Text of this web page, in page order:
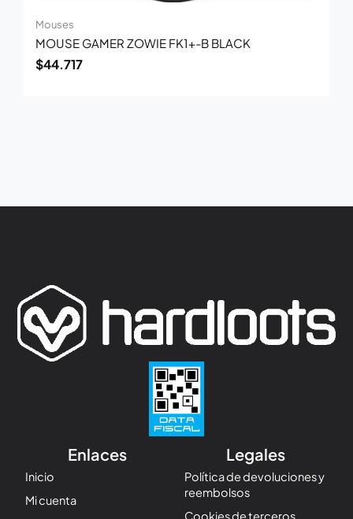
Mouses
MOUSE GAMER ZOWIE FK1+-B BLACK
$44.717
Enlaces
Inicio
Mi cuenta
Legales
Política de devoluciones y
reembolsos